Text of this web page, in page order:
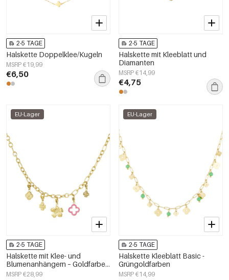
2-5 TAGE
Halskette Doppelklee/Kugeln
MSRP €19,99
€6,50
2-5 TAGE
Halskette mit Kleeblatt und
Diamanten
MSRP €14,99
€4,75
EU-Lager
2-5 TAGE
Halskette mit Klee- und
Blumenanhängern – Goldfarbe -
Goldfarbefarbe
MSRP €28,99
EU-Lager
2-5 TAGE
Halskette Kleeblatt Basic -
Grüngoldfarben
MSRP €14,99